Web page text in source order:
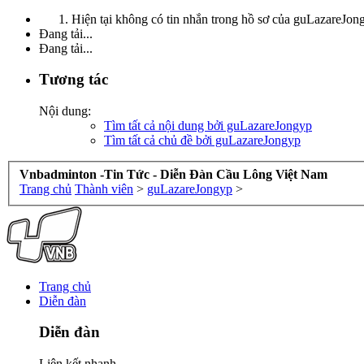
Hiện tại không có tin nhắn trong hồ sơ của
Đang tải...
Đang tải...
Tương tác
Nội dung:
Tìm tất cả nội dung bởi guLazareJongyp
Tìm tất cả chủ đề bởi guLazareJongyp
Vnbadminton -Tin Tức - Diễn Đàn Cầu Lông Việt Nam
Trang chủ Thành viên > guLazareJongyp >
Trang chủ
Diễn đàn
Diễn đàn